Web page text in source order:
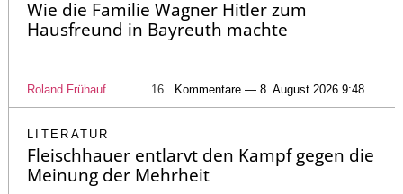
Wie die Familie Wagner Hitler zum
Hausfreund in Bayreuth machte
Roland Frühauf 16 Kommentare — 8. August 2026 9:48
LITERATUR
Fleischhauer entlarvt den Kampf gegen die
Meinung der Mehrheit